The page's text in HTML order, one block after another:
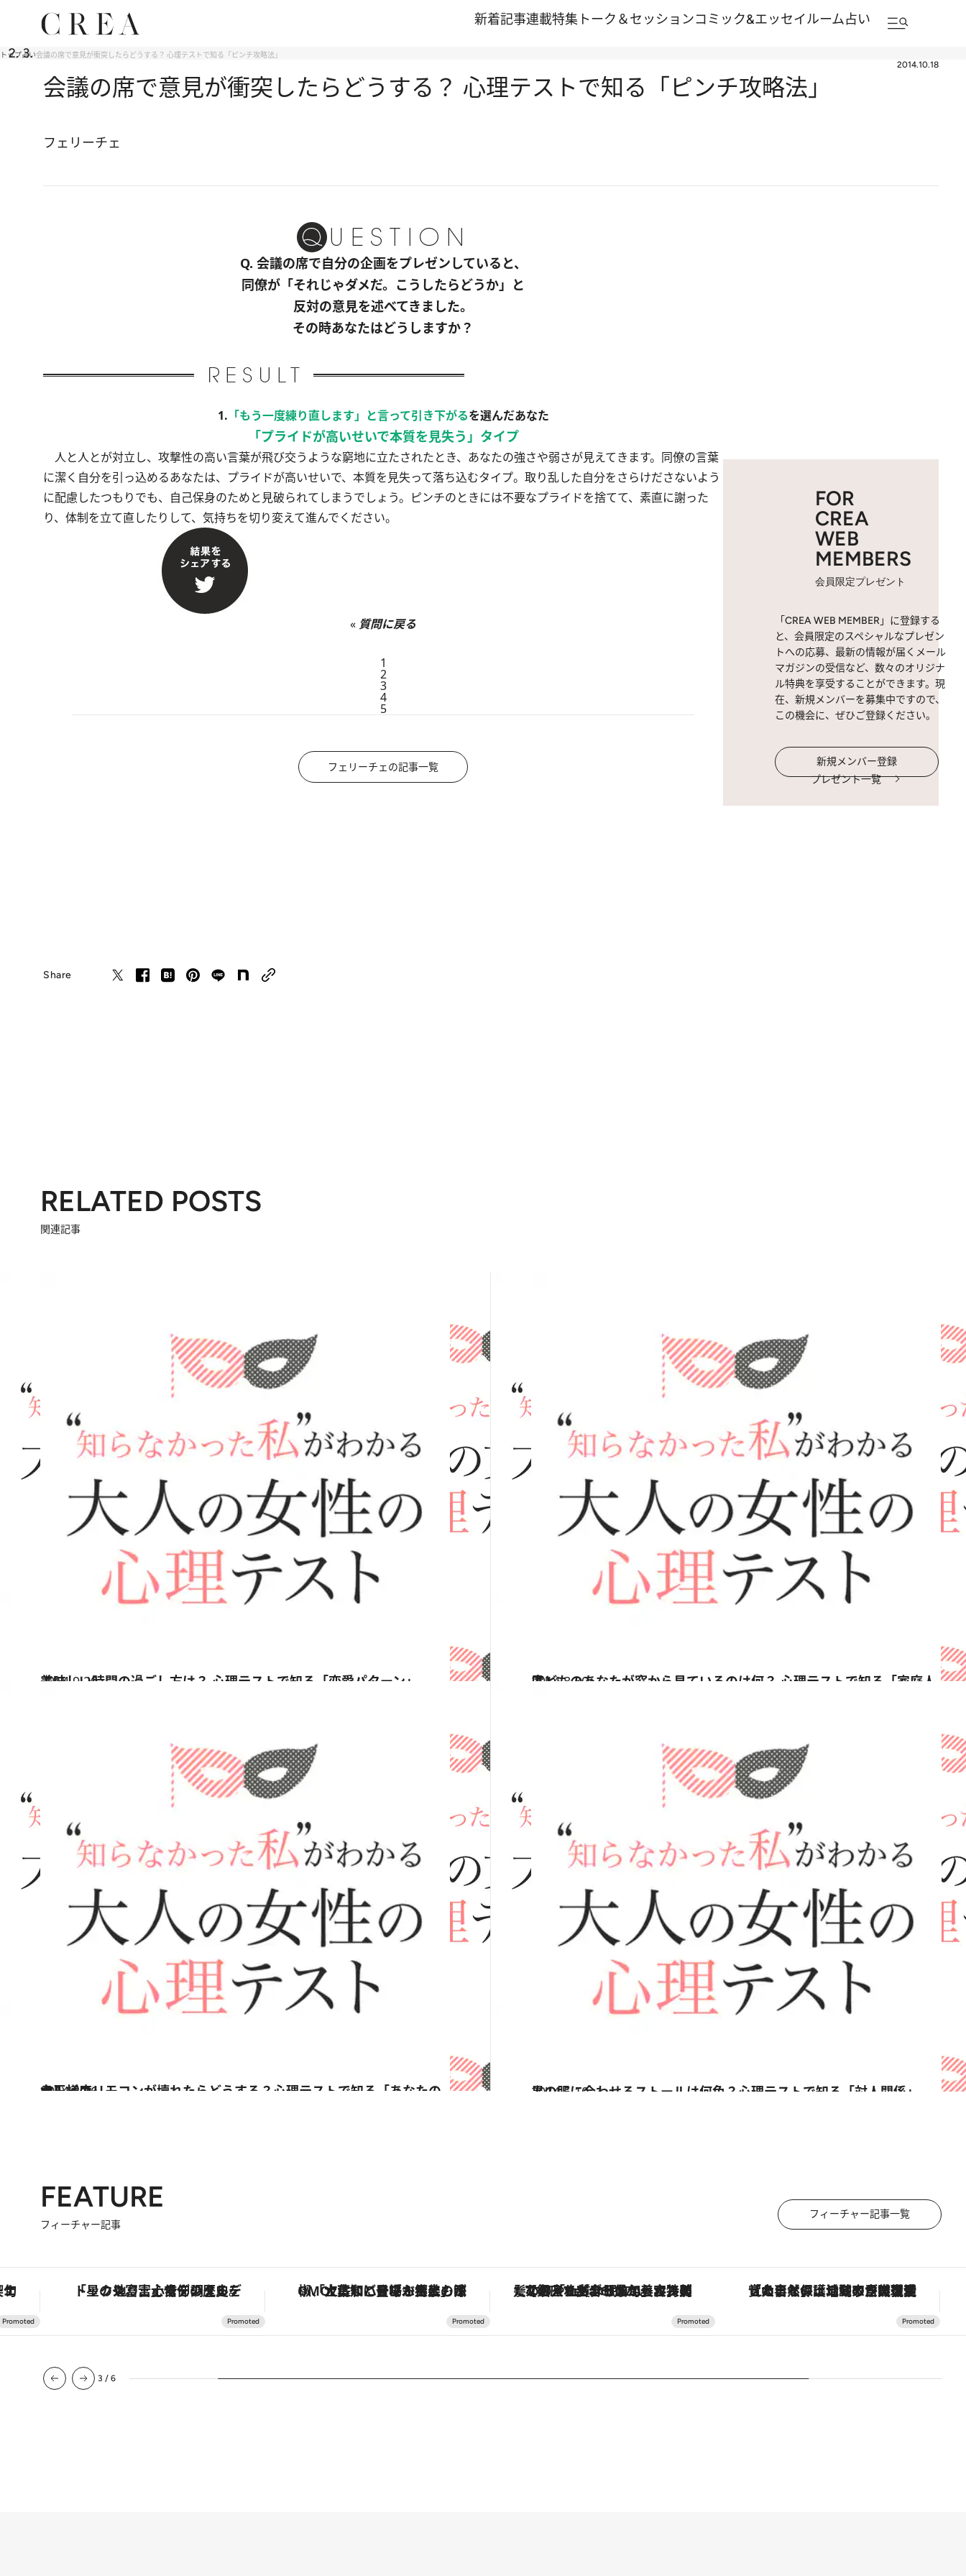
新着記事連載特集 トーク＆セッションコミック&エッセイルーム占い
トップ占い会議の席で意見が衝突したらどうする？ 心理テストで知る「ピンチ攻略法」
2014.10.18
会議の席で意見が衝突したらどうする？ 心理テストで知る「ピンチ攻略法」
フェリーチェ
Q. 会議の席で自分の企画をプレゼンしていると、
同僚が「それじゃダメだ。こうしたらどうか」と
反対の意見を述べてきました。
その時あなたはどうしますか？
1. 「もう一度練り直します」と言って引き下がるを選んだあなた
「プライドが高いせいで本質を見失う」タイプ
人と人とが対立し、攻撃性の高い言葉が飛び交うような窮地に立たされたとき、あなたの強さや弱さが見えてきます。同僚の言葉
に潔く自分を引っ込めるあなたは、プライドが高いせいで、本質を見失って落ち込むタイプ。取り乱した自分をさらけださないよう
に配慮したつもりでも、自己保身のためと見破られてしまうでしょう。ピンチのときには不要なプライドを捨てて、素直に謝った
り、体制を立て直したりして、気持ちを切り変えて進んでください。
« 質問に戻る
1
2
3
4
5
フェリーチェの記事一覧
Share
FOR
CREA
WEB
MEMBERS
会員限定プレゼント
「CREA WEB MEMBER」に登録する
と、会員限定のスペシャルなプレゼン
トへの応募、最新の情報が届くメール
マガジンの受信など、数々のオリジナ
ル特典を享受することができます。現
在、新規メンバーを募集中ですので、
この機会に、ぜひご登録ください。
新規メンバー登録
プレゼント一覧
RELATED POSTS
関連記事
2014.9.20
美味しい時間の過ごし方は？ 心理テストで知る「恋愛パターン」
占い 2014.8.30
子どものあなたが窓から見ているのは何？ 心理テストで知る「家庭人度」
占い
2014.8.16
テレビのリモコンが壊れたらどうする？心理テストで知る「あなたの女王様度」
占い 2014.5.10
黒の服に合わせるストールは何色？心理テストで知る「対人関係」
占い
FEATURE
フィーチャー記事
フィーチャー記事一覧
で満喫！ 「星のや富士」でデジタルデトックス。冨士信仰の歴史を辿り、心身を調える。 「土佐和ハーブかき氷」がOMO7高知に登場！生姜、山椒、大葉など目にも舌にも涼を呼ぶ郷土の味 【銀座で出合う最旬美容】美髪ケアや上質な眠り…セルフケアのアップデートから、特別な名入れギフトまで。大人のための「ReFa GINZA」クルーズ 「大事なのは地域の意識を変えること」。ロレックス賞受賞の自然保護活動家が実現させたナイジェリアの自然環境の復活
3 / 6